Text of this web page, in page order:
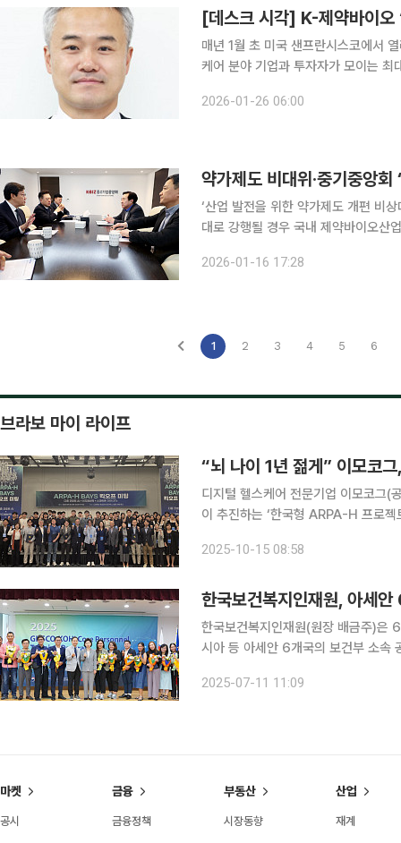
[데스크 시각] K-제약바이오
매년 1월 초 미국 샌프란시스코에서
케어 분야 기업과 투자자가 모이는
에 올랐다. 그러나 돌아온 한국의 제
2026-01-26 06:00
약가제도 비대위·중기중앙
‘산업 발전을 위한 약가제도 개편 비
대로 강행될 경우 국내 제약바이오산
기업중앙회관을 방문해 중소기업중
2026-01-16 17:28
1 2 3 4 5 6
브라보 마이 라이프
“뇌 나이 1년 젊게” 이모코
디지털 헬스케어 전문기업 이모코그(
이 추진하는 ‘한국형 ARPA-H 프로
2025-10-15 08:58
한국보건복지인재원(원장 배금주)은
시아 등 아세안 6개국의 보건부 소속
영한 것으로, 공적개발원조(ODA) 사
2025-07-11 11:09
마켓
공시
금융
금융정책
부동산
시장동향
산업
재계